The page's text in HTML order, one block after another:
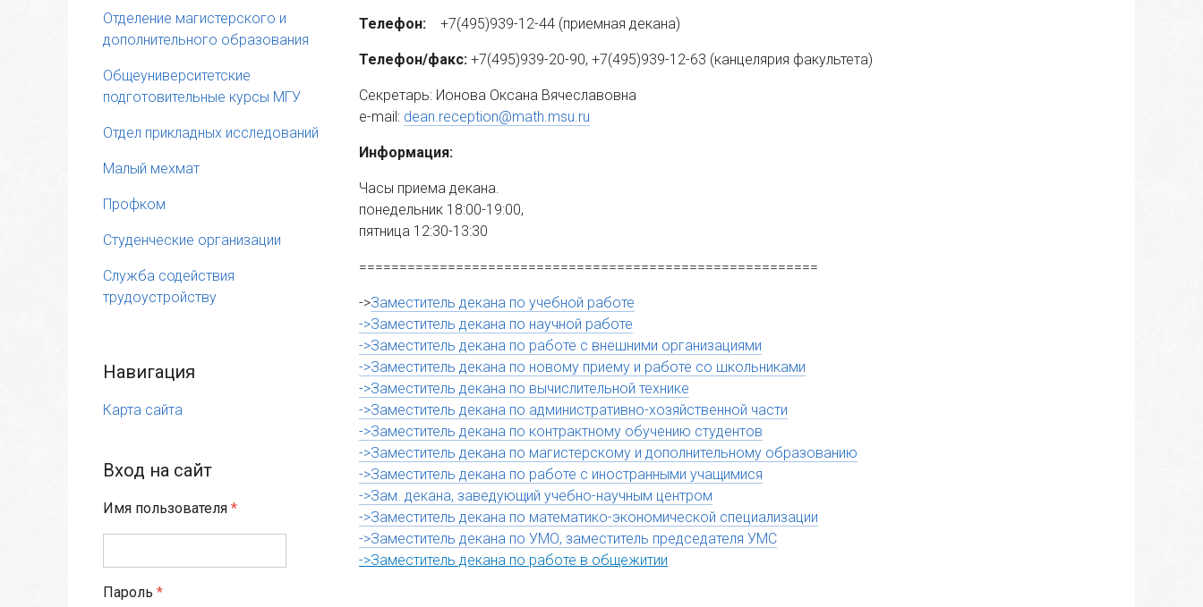
Отделение магистерского и
дополнительного образования
Общеуниверситетские
подготовительные курсы МГУ
Отдел прикладных исследований
Малый мехмат
Профком
Студенческие организации
Служба содействия
трудоустройству
Навигация
Карта сайта
Вход на сайт
Имя пользователя*
Пароль*
Телефон:+7(495)939-12-44 (приемная декана)
Телефон/факс: +7(495)939-20-90, +7(495)939-12-63 (канцелярия факультета)
Секретарь: Ионова Оксана Вячеславовна
e-mail: dean.reception@math.msu.ru
Информация:
Часы приема декана.
понедельник 18:00-19:00,
пятница 12:30-13:30
=========================================================
->Заместитель декана по учебной работе
->Заместитель декана по научной работе
->Заместитель декана по работе с внешними организациями
->Заместитель декана по новому приему и работе со школьниками
->Заместитель декана по вычислительной технике
->Заместитель декана по административно-хозяйственной части
->Заместитель декана по контрактному обучению студентов
->Заместитель декана по магистерскому и дополнительному образованию
->Заместитель декана по работе с иностранными учащимися
->Зам. декана, заведующий учебно-научным центром
->Заместитель декана по математико-экономической специализации
->Заместитель декана по УМО, заместитель председателя УМС
->Заместитель декана по работе в общежитии